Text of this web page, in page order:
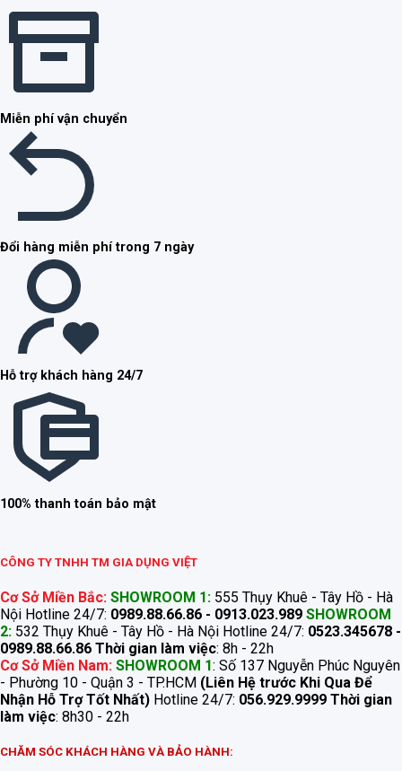
Miễn phí vận chuyển
Đổi hàng miễn phí trong 7 ngày
Hỗ trợ khách hàng 24/7
100% thanh toán bảo mật
CÔNG TY TNHH TM GIA DỤNG VIỆT
Cơ Sở Miền Bắc: SHOWROOM 1: 555 Thụy Khuê - Tây Hồ - Hà
Nội Hotline 24/7: 0989.88.66.86 - 0913.023.989 SHOWROOM
2: 532 Thụy Khuê - Tây Hồ - Hà Nội Hotline 24/7: 0523.345678 -
0989.88.66.86 Thời gian làm việc: 8h - 22h
Cơ Sở Miền Nam: SHOWROOM 1: Số 137 Nguyễn Phúc Nguyên
- Phường 10 - Quận 3 - TP.HCM (Liên Hệ trước Khi Qua Để
Nhận Hỗ Trợ Tốt Nhất) Hotline 24/7: 056.929.9999 Thời gian
làm việc: 8h30 - 22h
CHĂM SÓC KHÁCH HÀNG VÀ BẢO HÀNH: